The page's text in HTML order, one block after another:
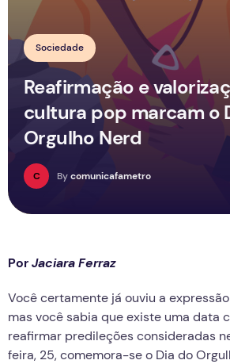
Sociedade
Reafirmação e
cultura pop marcam o
Orgulho Nerd
C Bycomunicafametro
PorJaciara Ferraz
Você certamente já ouviu a
mas você sabia que existe uma data
reafirmar predileções consideradas
feira, 25, comemora-se o Dia do